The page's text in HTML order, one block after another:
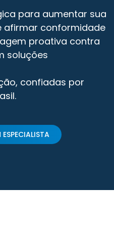
para aumentar sua
afirmar conformidade
proativa contra
soluções
confiadas por